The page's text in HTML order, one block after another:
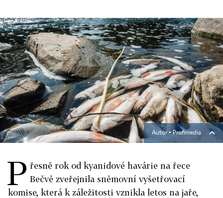
Autor ▪Profimedia
P řesně rok od kyanidové havárie na řece
Bečvě zveřejnila sněmovní vyšetřovací
komise, která k záležitosti vznikla letos na jaře,